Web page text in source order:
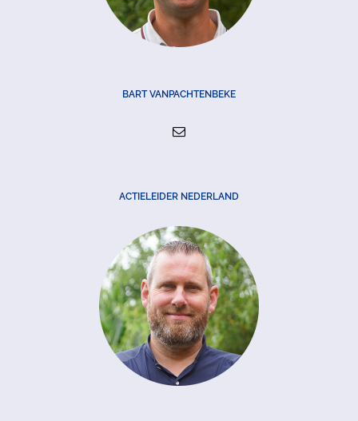
BART VANPACHTENBEKE
ACTIELEIDER NEDERLAND